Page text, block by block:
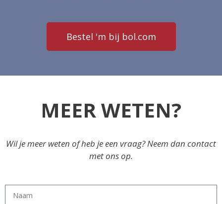
Bestel 'm bij bol.com
MEER WETEN?
Wil je meer weten of heb je een vraag? Neem dan contact
met ons op.